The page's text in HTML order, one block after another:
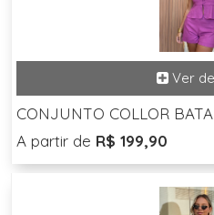
CONJUNTO COLLOR BATA
A partir de R$ 199,90